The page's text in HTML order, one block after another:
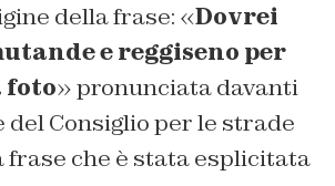
della frase: «Dovrei
e reggiseno per
foto» pronunciata davanti
del Consiglio per le strade
frase che è stata esplicitata